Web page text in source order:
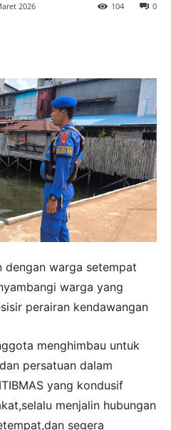
2026 0
104
dengan warga setempat
warga yang
perairan kendawangan
menghimbau untuk
persatuan dalam
yang kondusif
menjalin hubungan
segera